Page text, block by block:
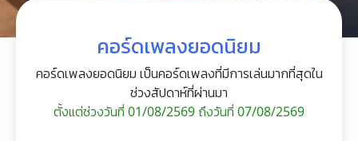
คอร์ดเพลงยอดนิยม
คอร์ดเพลงยอดนิยม เป็นคอร์ดเพลงที่มีการเล่นมากที่สุดใน
ช่วงสัปดาห์ที่ผ่านมา
ตั้งแต่ช่วงวันที่ 01/08/2569 ถึงวันที่ 07/08/2569